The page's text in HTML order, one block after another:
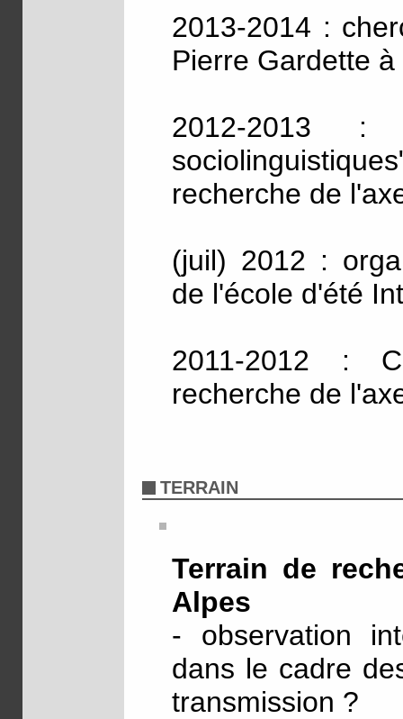
2013-2014 :
Pierre Gardette
2012-2013 :
recherche de
(juil) 2012 :
de l'école d'été
2011-2012 :
recherche de
TERRAIN
Terrain de
Alpes
- observation
dans le cadre
transmission ?